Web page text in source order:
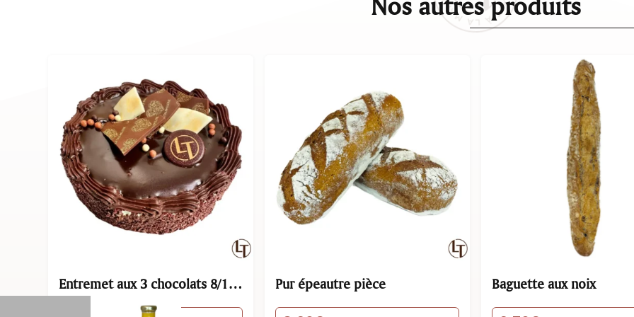
Pur épeautre pièce Baguette aux noix Pain au maïs